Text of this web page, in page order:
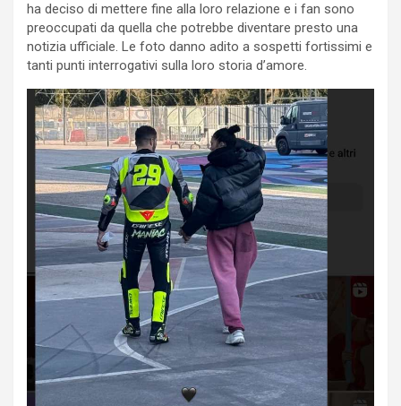
ha deciso di mettere fine alla loro relazione e i fan sono
preoccupati da quella che potrebbe diventare presto una
notizia ufficiale. Le foto danno adito a sospetti fortissimi e
tanti punti interrogativi sulla loro storia d’amore.